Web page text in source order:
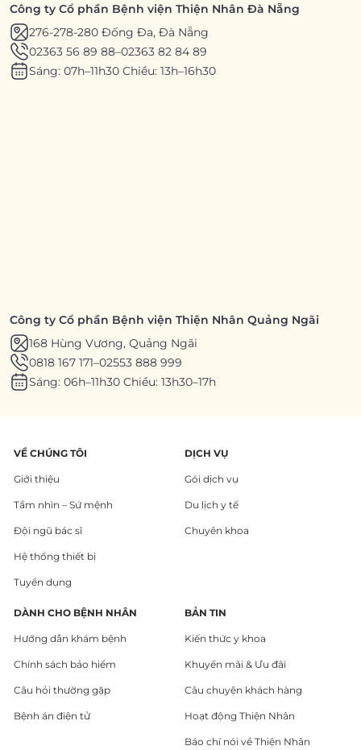
Công ty Cổ phần Bệnh viện Thiện Nhân Đà Nẵng
276-278-280 Đống Đa, Đà Nẵng
02363 56 89 88–02363 82 84 89
Sáng: 07h–11h30 Chiều: 13h–16h30
Công ty Cổ phần Bệnh viện Thiện Nhân Quảng Ngãi
168 Hùng Vương, Quảng Ngãi
0818 167 171–02553 888 999
Sáng: 06h–11h30 Chiều: 13h30–17h
VỀ CHÚNG TÔI
Giới thiệu
Tầm nhìn – Sứ mệnh
Đội ngũ bác sĩ
Hệ thống thiết bị
Tuyển dụng
DỊCH VỤ
Gói dịch vụ
Du lịch y tế
Chuyên khoa
DÀNH CHO BỆNH NHÂN
Hướng dẫn khám bệnh
Chính sách bảo hiểm
Câu hỏi thường gặp
Bệnh án điện tử
BẢN TIN
Kiến thức y khoa
Khuyến mãi & Ưu đãi
Câu chuyện khách hàng
Hoạt động Thiện Nhân
Báo chí nói về Thiện Nhân